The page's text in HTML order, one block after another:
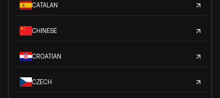
CATALAN
CHINESE
CROATIAN
CZECH